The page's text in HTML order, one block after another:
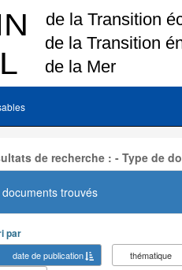
de recherche : - Type de
trouvés
par
date de publication thématique